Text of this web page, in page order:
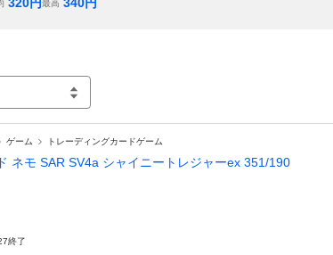
最高
ゲーム トレーディングカードゲーム
ネモ SAR SV4a シャイニートレジャーex 351/190
終了